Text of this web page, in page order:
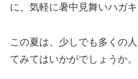
に、気軽に暑中見舞いハガキ
この夏は、少しでも多くの
てみてはいかがでしょうか。